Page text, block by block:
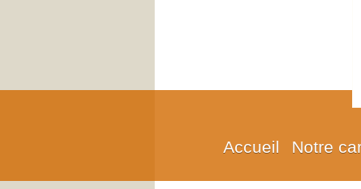
Accueil Notre